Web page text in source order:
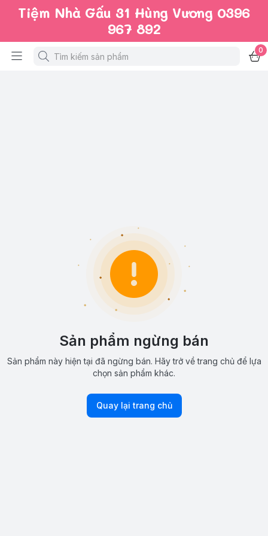
Tiệm Nhà Gấu 31 Hùng Vương 0396
967 892
0
Sản phẩm ngừng bán
Sản phẩm này hiện tại đã ngừng bán. Hãy trở về trang chủ để lựa
chọn sản phẩm khác.
Quay lại trang chủ